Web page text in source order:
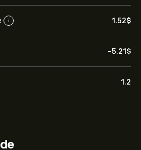
i 1.52‎$‎
-5.21‎$‎
1.2